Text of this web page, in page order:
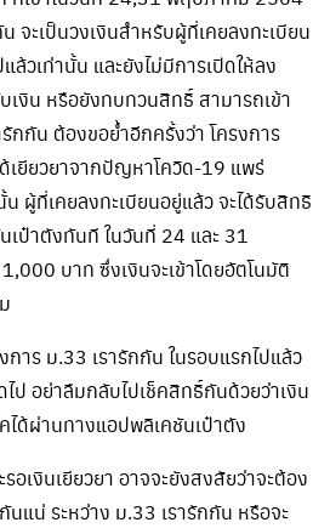
จะเป็นวงเงินสำหรับผู้ที่เคยลงทะเบียน
ล้วเท่านั้น และยังไม่มีการเปิดให้ลง
เงิน หรือยังทบทวนสิทธิ์ สามารถเข้า
รักกัน ต้องขอย้ำอีกครั้งว่า โครงการ
เยียวยาจากปัญหาโควิด-19 แพร่
ผู้ที่เคยลงทะเบียนอยู่แล้ว จะได้รับสิทธิ
ป๋าตังทันที ในวันที่ 24 และ 31
บาท ซึ่งเงินจะเข้าโดยอัตโนมัติ
การ ม.33 เรารักกัน ในรอบแรกไปแล้ว
ไป อย่าลืมกลับไปเช็คสิทธิ์กันด้วยว่าเงิน
ได้ผ่านทางแอปพลิเคชันเป๋าตัง
เงินเยียวยา อาจจะยังสงสัยว่าจะต้อง
นแน่ ระหว่าง ม.33 เรารักกัน หรือจะ